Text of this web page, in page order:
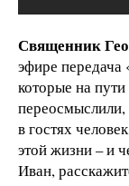
Священник
эфире передача
которые на
переосмыслили,
в гостях
этой жизни – и
Иван,